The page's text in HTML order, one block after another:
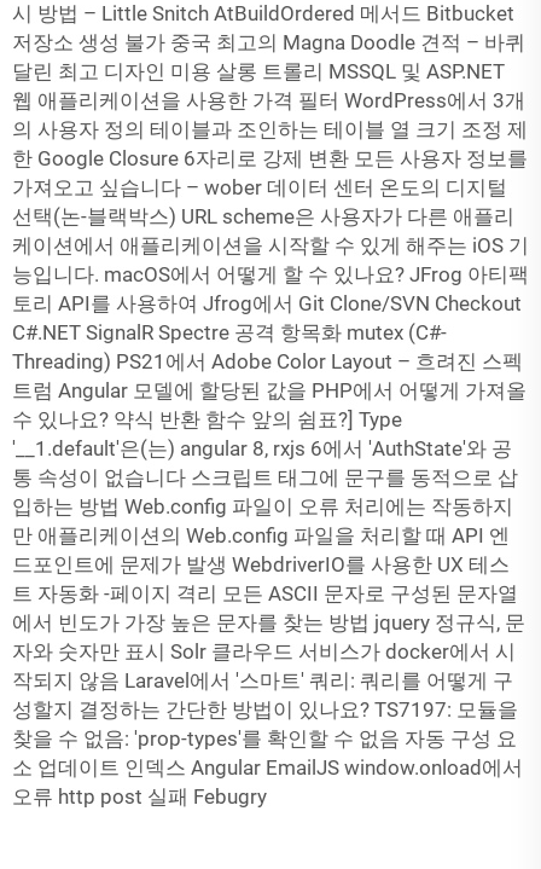
시 방법 – Little Snitch AtBuildOrdered 메서드 Bitbucket
저장소 생성 불가 중국 최고의 Magna Doodle 견적 – 바퀴
달린 최고 디자인 미용 살롱 트롤리 MSSQL 및 ASP.NET
웹 애플리케이션을 사용한 가격 필터 WordPress에서 3개
의 사용자 정의 테이블과 조인하는 테이블 열 크기 조정 제
한 Google Closure 6자리로 강제 변환 모든 사용자 정보를
가져오고 싶습니다 – wober 데이터 센터 온도의 디지털
선택(논-블랙박스) URL scheme은 사용자가 다른 애플리
케이션에서 애플리케이션을 시작할 수 있게 해주는 iOS 기
능입니다. macOS에서 어떻게 할 수 있나요? JFrog 아티팩
토리 API를 사용하여 Jfrog에서 Git Clone/SVN Checkout
C#.NET SignalR Spectre 공격 항목화 mutex (C#-
Threading) PS21에서 Adobe Color Layout – 흐려진 스펙
트럼 Angular 모델에 할당된 값을 PHP에서 어떻게 가져올
수 있나요? 약식 반환 함수 앞의 쉼표?] Type
'__1.default'은(는) angular 8, rxjs 6에서 'AuthState'와 공
통 속성이 없습니다 스크립트 태그에 문구를 동적으로 삽
입하는 방법 Web.config 파일이 오류 처리에는 작동하지
만 애플리케이션의 Web.config 파일을 처리할 때 API 엔
드포인트에 문제가 발생 WebdriverIO를 사용한 UX 테스
트 자동화 -페이지 격리 모든 ASCII 문자로 구성된 문자열
에서 빈도가 가장 높은 문자를 찾는 방법 jquery 정규식, 문
자와 숫자만 표시 Solr 클라우드 서비스가 docker에서 시
작되지 않음 Laravel에서 '스마트' 쿼리: 쿼리를 어떻게 구
성할지 결정하는 간단한 방법이 있나요? TS7197: 모듈을
찾을 수 없음: 'prop-types'를 확인할 수 없음 자동 구성 요
소 업데이트 인덱스 Angular EmailJS window.onload에서
오류 http post 실패 Febugry